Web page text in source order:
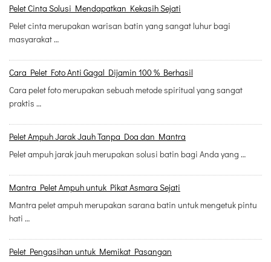
Pelet Cinta Solusi Mendapatkan Kekasih Sejati
Pelet cinta merupakan warisan batin yang sangat luhur bagi
masyarakat …
Cara Pelet Foto Anti Gagal Dijamin 100 % Berhasil
Cara pelet foto merupakan sebuah metode spiritual yang sangat
praktis …
Pelet Ampuh Jarak Jauh Tanpa Doa dan Mantra
Pelet ampuh jarak jauh merupakan solusi batin bagi Anda yang …
Mantra Pelet Ampuh untuk Pikat Asmara Sejati
Mantra pelet ampuh merupakan sarana batin untuk mengetuk pintu
hati …
Pelet Pengasihan untuk Memikat Pasangan